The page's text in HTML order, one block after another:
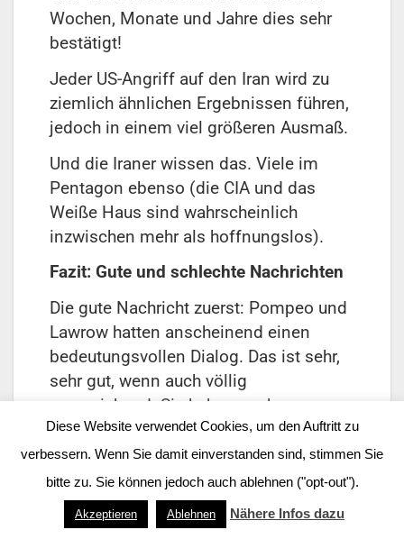
Wochen, Monate und Jahre dies sehr
bestätigt!
Jeder US-Angriff auf den Iran wird zu
ziemlich ähnlichen Ergebnissen führen,
jedoch in einem viel größeren Ausmaß.
Und die Iraner wissen das. Viele im
Pentagon ebenso (die CIA und das
Weiße Haus sind wahrscheinlich
inzwischen mehr als hoffnungslos).
Fazit: Gute und schlechte Nachrichten
Die gute Nachricht zuerst: Pompeo und
Lawrow hatten anscheinend einen
bedeutungsvollen Dialog. Das ist sehr,
sehr gut, wenn auch völlig
unzureichend. Sie haben auch
angekündigt, Studiengruppen zu bilden,
um die (gegenwärtig düsteren)
Beziehungen zwischen den beiden
Ländern zu verbessern. Das sind noch
bessere Nachrichten (wenn es denn
Diese Website verwendet Cookies, um den Auftritt zu
verbessern. Wenn Sie damit einverstanden sind, stimmen Sie
bitte zu. Sie können jedoch auch ablehnen ("opt-out").
Akzeptieren Ablehnen Nähere Infos dazu